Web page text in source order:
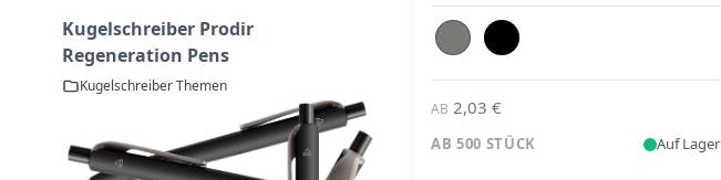
AB 2,03 €
AB 500 STÜCK Auf Lager
Kugelschreiber Prodir
Regeneration Pens
Kugelschreiber Themen